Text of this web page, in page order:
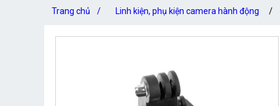
Trang chủ / Linh kiện, phụ kiện camera hành động /